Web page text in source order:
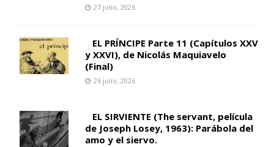
27 julio, 2026
EL PRÍNCIPE Parte 11 (Capítulos XXV
y XXVI), de Nicolás Maquiavelo
(Final)
26 julio, 2026
EL SIRVIENTE (The servant, película
de Joseph Losey, 1963): Parábola del
amo y el siervo.